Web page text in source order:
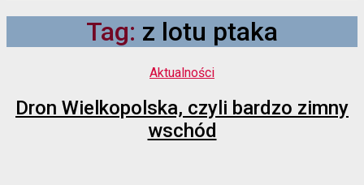
Tag: z lotu ptaka
Kategorie
Aktualności
Dron Wielkopolska, czyli bardzo zimny
wschód